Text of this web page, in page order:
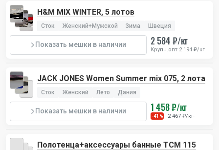
H&M MIX WINTER, 5 лотов
Сток Женский+Мужской Зима Швеция
Показать мешки в наличии 2 584 ₽/кг
Крупн.опт 2 194 ₽/кг
JACK JONES Women Summer mix 075, 2 лота
Сток Женский Лето Дания
Показать мешки в наличии 1 458 ₽/кг
-41% 2 467 ₽/кг
Полотенца+аксессуары банные TCM 115